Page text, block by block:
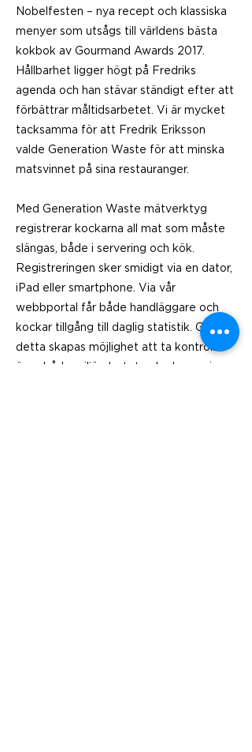
Nobelfesten – nya recept och klassiska
menyer som utsågs till världens bästa
kokbok av Gourmand Awards 2017.
Hållbarhet ligger högt på Fredriks
agenda och han stävar ständigt efter att
förbättrar måltidsarbetet. Vi är mycket
tacksamma för att Fredrik Eriksson
valde Generation Waste för att minska
matsvinnet på sina restauranger.
Med Generation Waste mätverktyg
registrerar kockarna all mat som måste
slängas, både i servering och kök.
Registreringen sker smidigt via en dator,
iPad eller smartphone. Via vår
webbportal får både handläggare och
kockar tillgång till daglig statistik. Genom
detta skapas möjlighet att ta kontroll
över både miljöarbetet och ekonomin.